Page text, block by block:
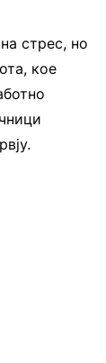
стрес, но
кое